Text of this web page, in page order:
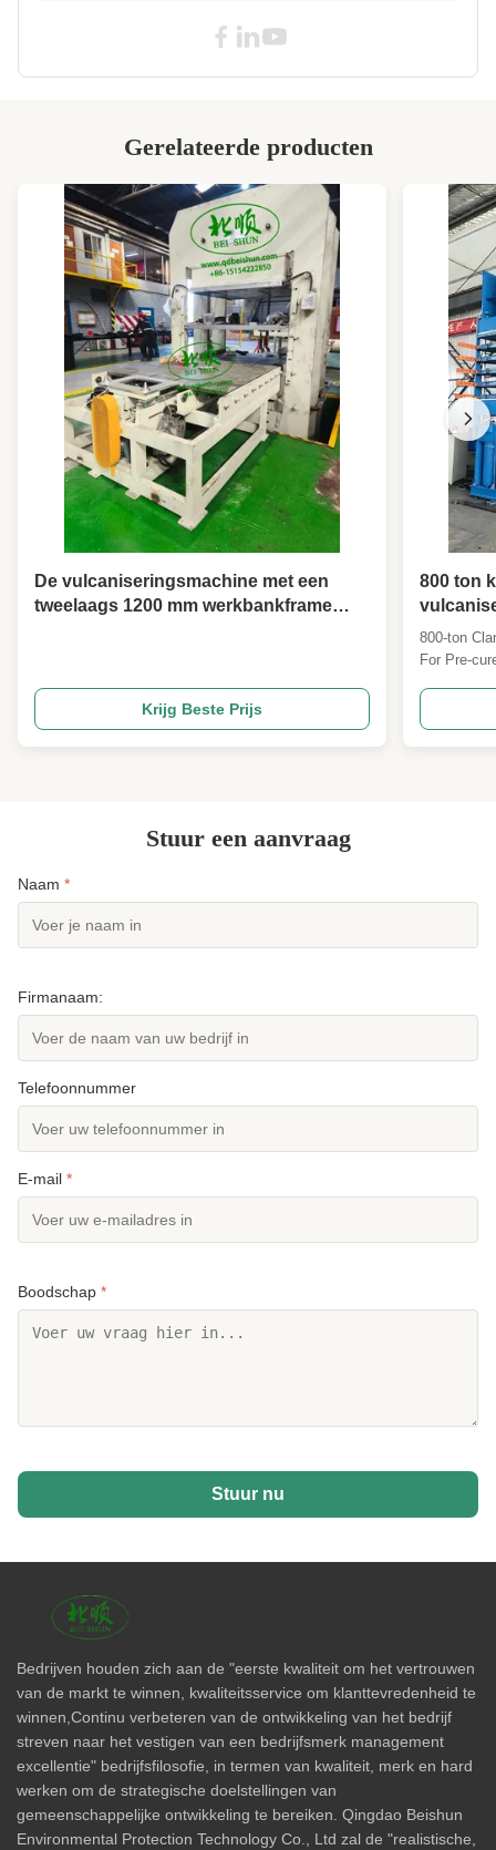
Gerelateerde producten
De vulcaniseringsmachine met een
tweelaags 1200 mm werkbankframe
Krijg Beste Prijs
800 ton
banden
800-ton
For Pre-
The 5-
distribution
Stuur een aanvraag
Naam *
Firmanaam:
Telefoonnummer
E-mail *
Boodschap *
Stuur nu
Bedrijven houden zich aan de "eerste kwaliteit om het vertrouwen
van de markt te winnen, kwaliteitsservice om klanttevredenheid te
winnen,Continu verbeteren van de ontwikkeling van het bedrijf
streven naar het vestigen van een bedrijfsmerk management
excellentie" bedrijfsfilosofie, in termen van kwaliteit, merk en hard
werken om de strategische doelstellingen van
gemeenschappelijke ontwikkeling te bereiken. Qingdao Beishun
Environmental Protection Technology Co., Ltd zal de "realistische,